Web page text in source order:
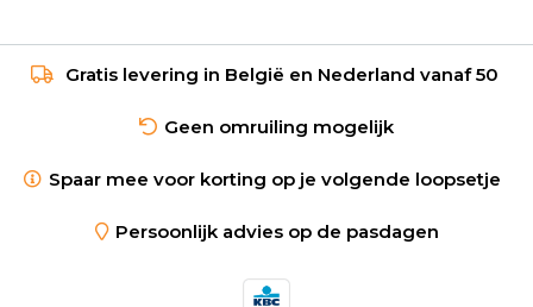
Gratis levering in België en Nederland vanaf 50
Geen omruiling mogelijk
Spaar mee voor korting op je volgende loopsetje
Persoonlijk advies op de pasdagen